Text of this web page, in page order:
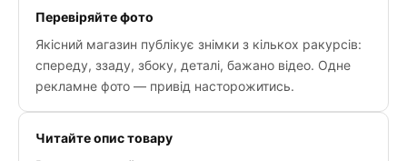
Перевіряйте фото
Якісний магазин публікує знімки з кількох ракурсів:
спереду, ззаду, збоку, деталі, бажано відео. Одне
рекламне фото — привід насторожитись.
Читайте опис товару